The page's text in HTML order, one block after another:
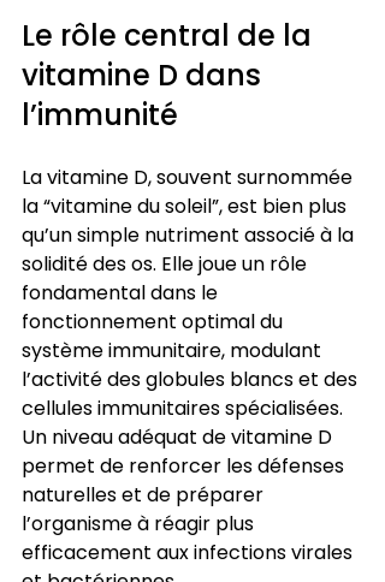
Le rôle central de la
vitamine D dans
l’immunité
La vitamine D, souvent surnommée
la “vitamine du soleil”, est bien plus
qu’un simple nutriment associé à la
solidité des os. Elle joue un rôle
fondamental dans le
fonctionnement optimal du
système immunitaire, modulant
l’activité des globules blancs et des
cellules immunitaires spécialisées.
Un niveau adéquat de vitamine D
permet de renforcer les défenses
naturelles et de préparer
l’organisme à réagir plus
efficacement aux infections virales